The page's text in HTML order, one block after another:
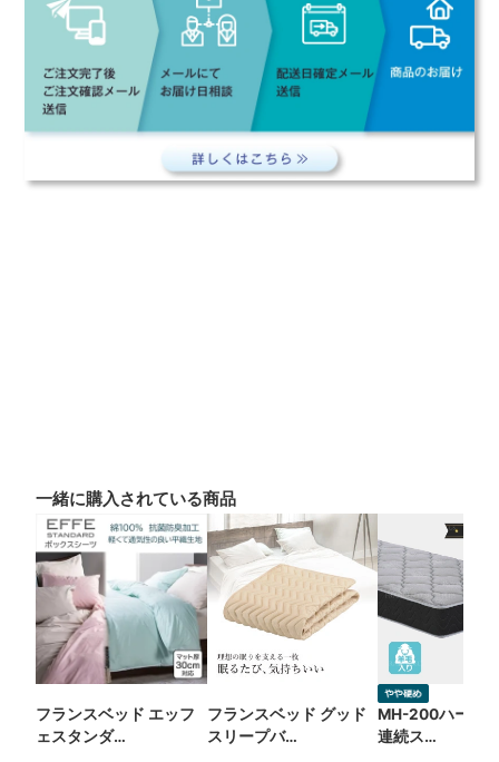
一緒に購入されている商品
フランスベッド エッフ
ェスタンダ…
フランスベッド グッド
スリープバ…
MH-200ハード
連続ス…